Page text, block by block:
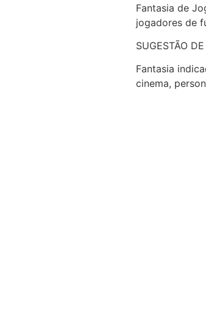
Fantasia de
jogadores de
SUGESTÃO
Fantasia
cinema,